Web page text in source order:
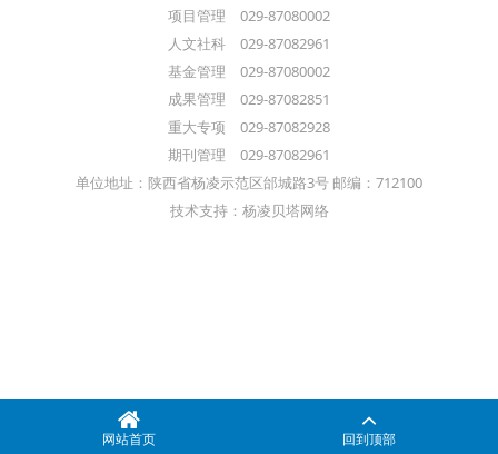
项目管理 029-87080002
人文社科 029-87082961
基金管理 029-87080002
成果管理 029-87082851
重大专项 029-87082928
期刊管理 029-87082961
单位地址：陕西省杨凌示范区邰城路3号 邮编：712100
技术支持：杨凌贝塔网络
网站首页 回到顶部